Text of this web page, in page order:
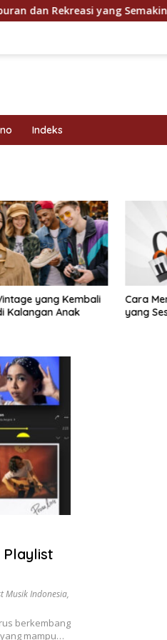
Rekreasi yang Semakin
Indeks
yang Kembali
Kalangan Anak
Cara
yang
Playlist
Musik Indonesia,
berkembang
mampu…